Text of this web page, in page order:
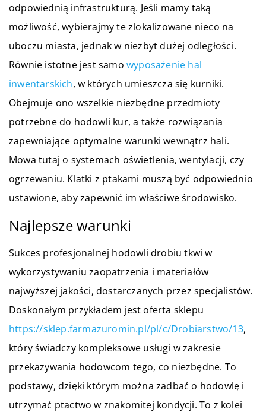
odpowiednią infrastrukturą. Jeśli mamy taką
możliwość, wybierajmy te zlokalizowane nieco na
uboczu miasta, jednak w niezbyt dużej odległości.
Równie istotne jest samo wyposażenie hal
inwentarskich, w których umieszcza się kurniki.
Obejmuje ono wszelkie niezbędne przedmioty
potrzebne do hodowli kur, a także rozwiązania
zapewniające optymalne warunki wewnątrz hali.
Mowa tutaj o systemach oświetlenia, wentylacji, czy
ogrzewaniu. Klatki z ptakami muszą być odpowiednio
ustawione, aby zapewnić im właściwe środowisko.
Najlepsze warunki
Sukces profesjonalnej hodowli drobiu tkwi w
wykorzystywaniu zaopatrzenia i materiałów
najwyższej jakości, dostarczanych przez specjalistów.
Doskonałym przykładem jest oferta sklepu
https://sklep.farmazuromin.pl/pl/c/Drobiarstwo/13,
który świadczy kompleksowe usługi w zakresie
przekazywania hodowcom tego, co niezbędne. To
podstawy, dzięki którym można zadbać o hodowlę i
utrzymać ptactwo w znakomitej kondycji. To z kolei